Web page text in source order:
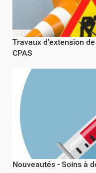
Travaux d'extension
CPAS
Nouveautés - Soins à